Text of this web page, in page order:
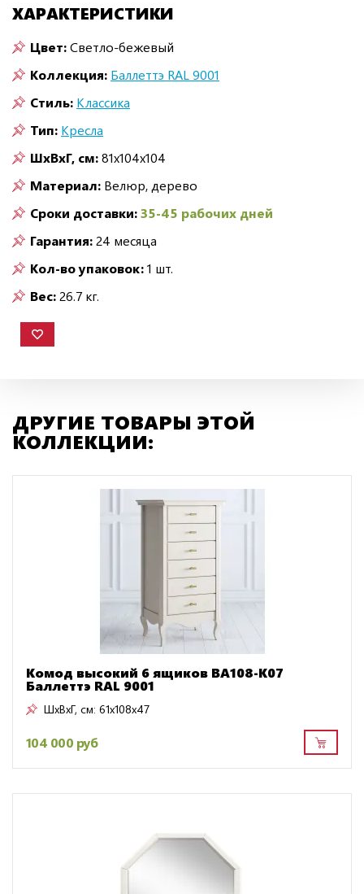
ХАРАКТЕРИСТИКИ
Цвет:Светло-бежевый
Коллекция: Баллеттэ RAL 9001
Стиль: Классика
Тип: Кресла
ШxВxГ, см:81x104x104
Материал: Велюр, дерево
Сроки доставки:35-45 рабочих дней
Гарантия:24 месяца
Кол-во упаковок:1 шт.
Вес:26.7 кг.
ДРУГИЕ ТОВАРЫ ЭТОЙ
КОЛЛЕКЦИИ:
Комод высокий 6 ящиков BA108-K07
Баллеттэ RAL 9001
ШxВxГ, см: 61x108x47
104 000 руб